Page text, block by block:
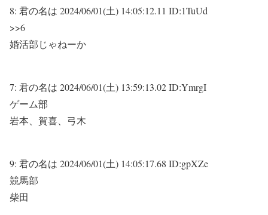
8: 君の名は 2024/06/01(土) 14:05:12.11 ID:1TuUd
>>6
婚活部じゃねーか
7: 君の名は 2024/06/01(土) 13:59:13.02 ID:YmrgI
ゲーム部
岩本、賀喜、弓木
9: 君の名は 2024/06/01(土) 14:05:17.68 ID:gpXZe
競馬部
柴田